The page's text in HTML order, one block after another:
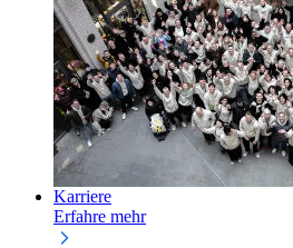
Karriere
Erfahre mehr